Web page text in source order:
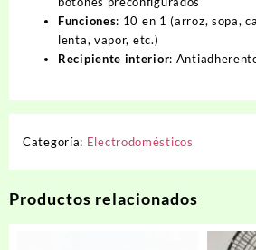
Funciones: 10 en 1 (arroz, sopa,
lenta, vapor, etc.)
Recipiente interior:
Categoría: Electrodomésticos
Productos relacionados